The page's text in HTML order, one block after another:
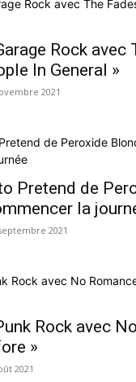
Rock avec
In General »
2021
Pretend de
la
2021
Rock avec
»
2021